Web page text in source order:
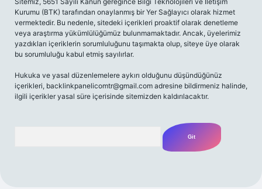
Kurumu (BTK) tarafından onaylanmış bir Yer Sağlayıcı olarak hizmet
vermektedir. Bu nedenle, sitedeki içerikleri proaktif olarak denetleme
veya araştırma yükümlülüğümüz bulunmamaktadır. Ancak, üyelerimiz
yazdıkları içeriklerin sorumluluğunu taşımakta olup, siteye üye olarak
bu sorumluluğu kabul etmiş sayılırlar.
Hukuka ve yasal düzenlemelere aykırı olduğunu düşündüğünüz
içerikleri, backlinkpanelicomtr@gmail.com adresine bildirmeniz halinde,
ilgili içerikler yasal süre içerisinde sitemizden kaldırılacaktır.